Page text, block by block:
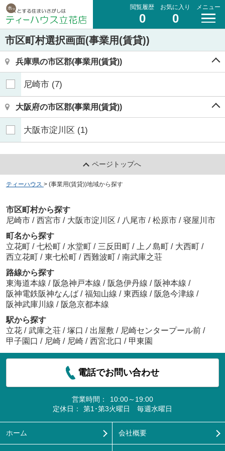
閲覧履歴
0
お気に入り
0
メニュー
市区町村選択画面(事業用(賃貸))
兵庫県の市区郡(事業用(賃貸))
尼崎市 (7)
大阪府の市区郡(事業用(賃貸))
大阪市淀川区 (1)
ページトップへ
ティーハウス > (事業用(賃貸))地域から探す
市区町村から探す
尼崎市 / 西宮市 / 大阪市淀川区 / 八尾市 / 松原市 / 寝屋川市
町名から探す
立花町 / 七松町 / 水堂町 / 三反田町 / 上ノ島町 / 大西町 /
西立花町 / 東七松町 / 西難波町 / 南武庫之荘
路線から探す
東海道本線 / 阪急神戸本線 / 阪急伊丹線 / 阪神本線 /
阪神電鉄阪神なんば / 福知山線 / 東西線 / 阪急今津線 /
阪神武庫川線 / 阪急京都本線
駅から探す
立花 / 武庫之荘 / 塚口 / 出屋敷 / 尼崎センタープール前 /
甲子園口 / 尼崎 / 尼崎 / 西宮北口 / 甲東園
電話でお問い合わせ
営業時間：
10:00～19:00
定休日：
第1･第3火曜日 毎週水曜日
ホーム 会社概要